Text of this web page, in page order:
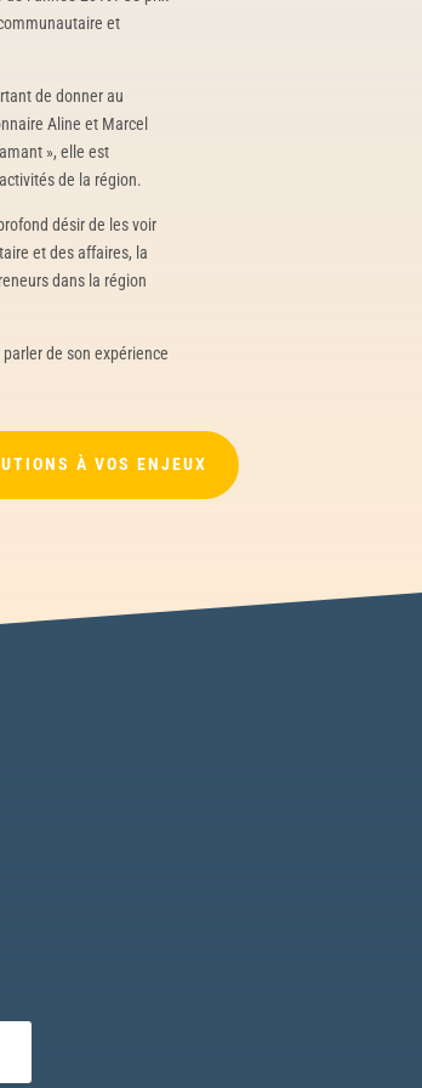
et
de donner au
Aline et Marcel
», elle est
de la région.
désir de les voir
et des affaires, la
dans la région
de son expérience
À VOS ENJEUX